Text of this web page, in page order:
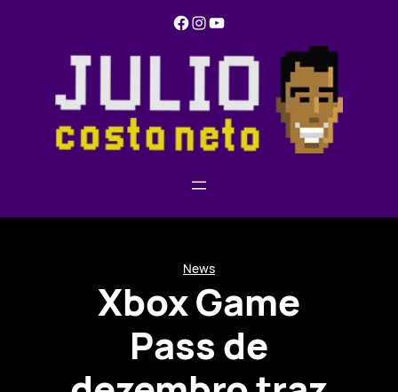
Facebook Instagram YouTube
News
Xbox Game
Pass de